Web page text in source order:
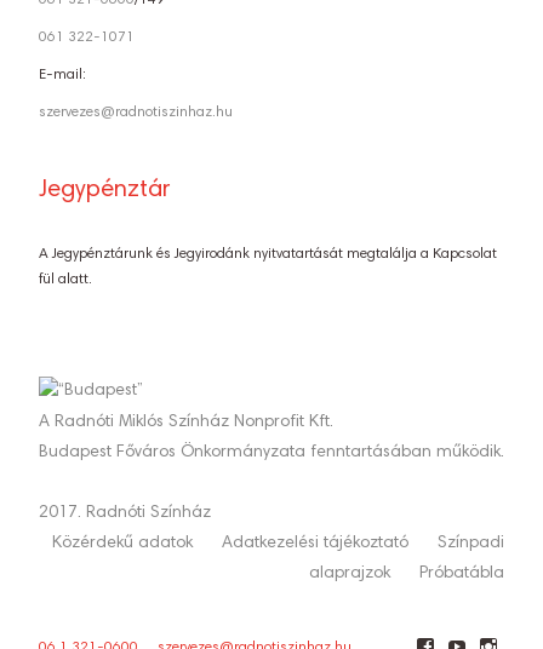
061 322-1071
E-mail:
szervezes@radnotiszinhaz.hu
Jegypénztár
A Jegypénztárunk és Jegyirodánk nyitvatartását megtalálja a Kapcsolat
fül alatt.
A Radnóti Miklós Színház Nonprofit Kft.
Budapest Főváros Önkormányzata fenntartásában működik.
2017. Radnóti Színház
Közérdekű adatok
Adatkezelési tájékoztató
Színpadi
alaprajzok
Próbatábla